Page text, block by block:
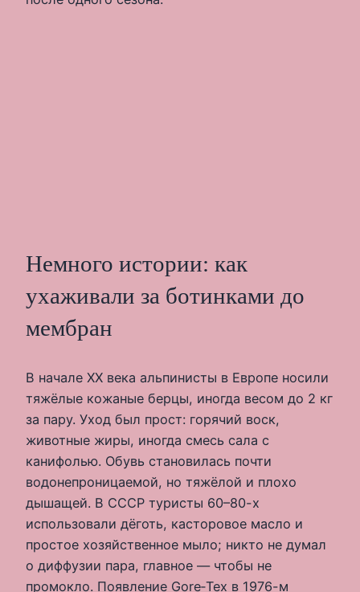
Немного истории: как
ухаживали за ботинками до
мембран
В начале XX века альпинисты в Европе носили
тяжёлые кожаные берцы, иногда весом до 2 кг
за пару. Уход был прост: горячий воск,
животные жиры, иногда смесь сала с
канифолью. Обувь становилась почти
водонепроницаемой, но тяжёлой и плохо
дышащей. В СССР туристы 60–80-х
использовали дёготь, касторовое масло и
простое хозяйственное мыло; никто не думал
о диффузии пара, главное — чтобы не
промокло. Появление Gore‑Tex в 1976-м